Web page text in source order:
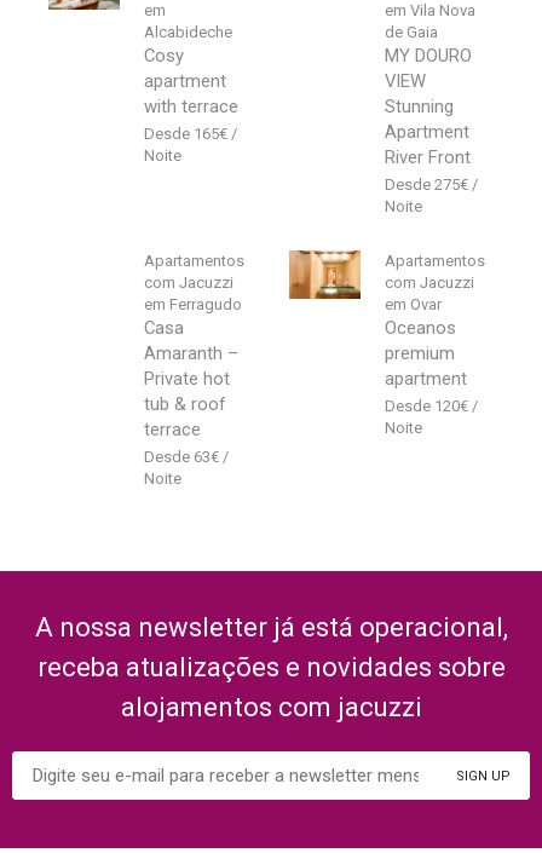
em
Alcabideche
Cosy
apartment
with terrace
165€
em Vila Nova
de Gaia
MY DOURO
VIEW
Stunning
Apartment
River Front
275€
Apartamentos
com Jacuzzi
em Ferragudo
Casa
Amaranth –
Private hot
tub & roof
terrace
63€
Apartamentos
com Jacuzzi
em Ovar
Oceanos
premium
apartment
120€
A nossa newsletter já está operacional,
receba atualizações e novidades sobre
alojamentos com jacuzzi